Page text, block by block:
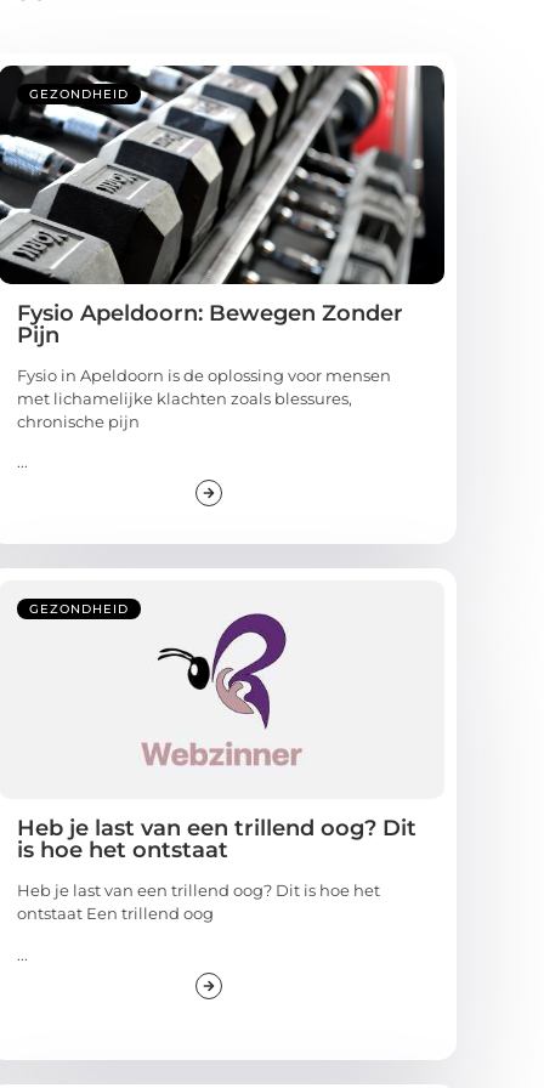
GEZONDHEID
Fysio Apeldoorn: Bewegen Zonder
Pijn
Fysio in Apeldoorn is de oplossing voor mensen
met lichamelijke klachten zoals blessures,
chronische pijn
...
GEZONDHEID
Heb je last van een trillend oog? Dit
is hoe het ontstaat
Heb je last van een trillend oog? Dit is hoe het
ontstaat Een trillend oog
...